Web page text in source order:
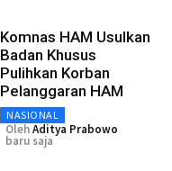
Komnas HAM Usulkan
Badan Khusus
Pulihkan Korban
Pelanggaran HAM
NASIONAL
OlehAditya Prabowo
baru saja